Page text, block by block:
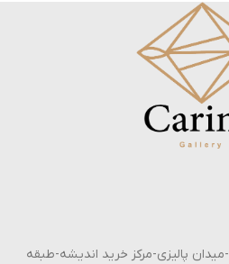
پالیزی-مرکز خرید اندیشه-طبقه